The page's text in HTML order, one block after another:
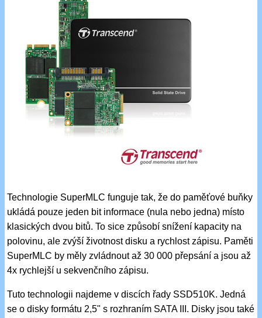
Technologie SuperMLC funguje tak, že do paměťové buňky
ukládá pouze jeden bit informace (nula nebo jedna) místo
klasických dvou bitů. To sice způsobí snížení kapacity na
polovinu, ale zvýší životnost disku a rychlost zápisu. Paměti
SuperMLC by měly zvládnout až 30 000 přepsání a jsou až
4x rychlejší u sekvenčního zápisu.
Tuto technologii najdeme v discích řady SSD510K. Jedná
se o disky formátu 2,5" s rozhraním SATA III. Disky jsou také